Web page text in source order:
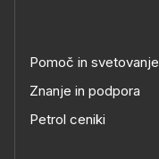
Pomoč in svetovanje
Znanje in podpora
Petrol ceniki